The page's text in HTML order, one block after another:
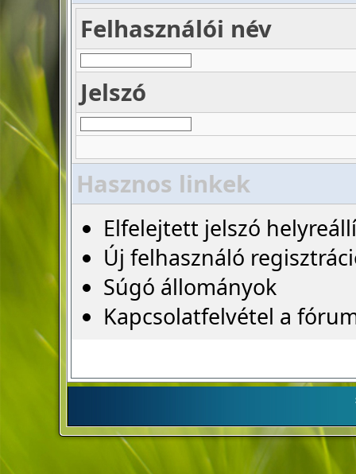
Felhasználói név
Jelszó
Hasznos linkek
Elfelejtett jelszó
Új felhasználó
Súgó állományok
Kapcsolatfelvétel a